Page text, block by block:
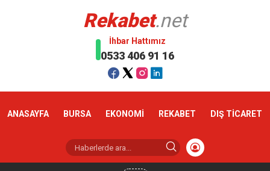
Rekabet.net
İhbar Hattımız
0533 406 91 16
ANASAYFA BURSA EKONOMİ REKABET DIŞ TİCARET